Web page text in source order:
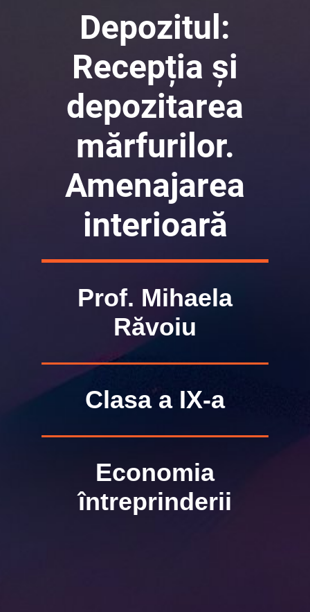
Depozitul:
Recepția și
depozitarea
mărfurilor.
Amenajarea
interioară
Prof. Mihaela
Răvoiu
Clasa a IX-a
Economia
întreprinderii